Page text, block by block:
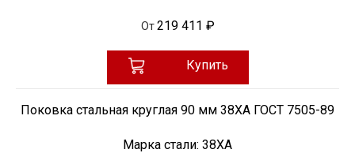
От 219 411 ₽
Купить
Поковка стальная круглая 90 мм 38ХА ГОСТ 7505-89
Марка стали: 38ХА